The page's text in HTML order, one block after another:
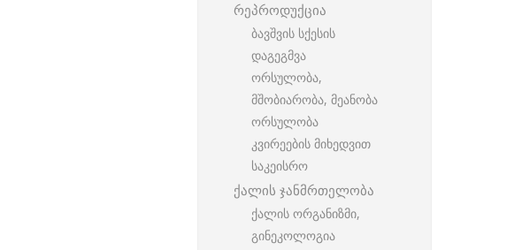
რეპროდუქცია
ბავშვის სქესის
დაგეგმვა
ორსულობა,
მშობიარობა, მეანობა
ორსულობა
კვირეების მიხედვით
საკეისრო
ქალის ჯანმრთელობა
ქალის ორგანიზმი,
გინეკოლოგია